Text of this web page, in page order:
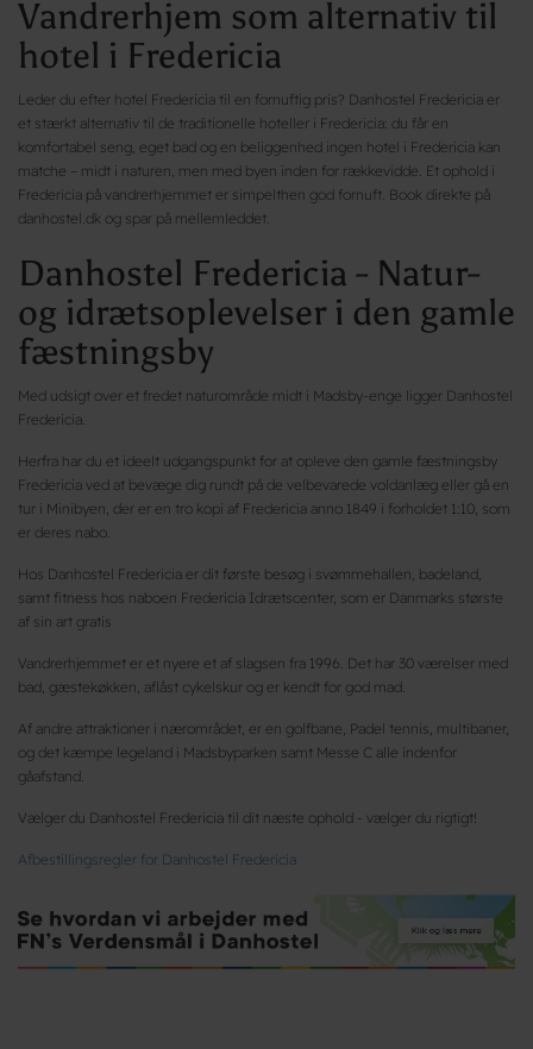
Vandrerhjem som alternativ til
hotel i Fredericia
Leder du efter hotel Fredericia til en fornuftig pris? Danhostel Fredericia er
et stærkt alternativ til de traditionelle hoteller i Fredericia: du får en
komfortabel seng, eget bad og en beliggenhed ingen hotel i Fredericia kan
matche – midt i naturen, men med byen inden for rækkevidde. Et ophold i
Fredericia på vandrerhjemmet er simpelthen god fornuft. Book direkte på
danhostel.dk og spar på mellemleddet.
Danhostel Fredericia - Natur-
og idrætsoplevelser i den gamle
fæstningsby
Med udsigt over et fredet naturområde midt i Madsby-enge ligger Danhostel
Fredericia.
Herfra har du et ideelt udgangspunkt for at opleve den gamle fæstningsby
Fredericia ved at bevæge dig rundt på de velbevarede voldanlæg eller gå en
tur i Minibyen, der er en tro kopi af Fredericia anno 1849 i forholdet 1:10, som
er deres nabo.
Hos Danhostel Fredericia er dit første besøg i svømmehallen, badeland,
samt fitness hos naboen Fredericia Idrætscenter, som er Danmarks største
af sin art gratis
Vandrerhjemmet er et nyere et af slagsen fra 1996. Det har 30 værelser med
bad, gæstekøkken, aflåst cykelskur og er kendt for god mad.
Af andre attraktioner i nærområdet, er en golfbane, Padel tennis, multibaner,
og det kæmpe legeland i Madsbyparken samt Messe C alle indenfor
gåafstand.
Vælger du Danhostel Fredericia til dit næste ophold - vælger du rigtigt!
Afbestillingsregler for Danhostel Fredericia